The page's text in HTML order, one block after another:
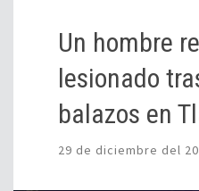
Un hombre
lesionado
balazos en
29 de diciembre del